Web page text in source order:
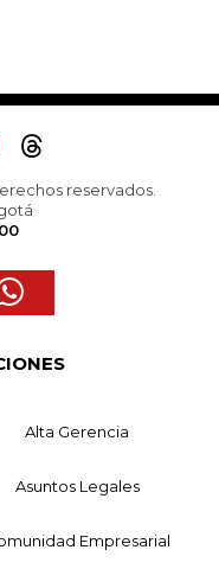
reservados.
Alta Gerencia
Asuntos Legales
Empresarial